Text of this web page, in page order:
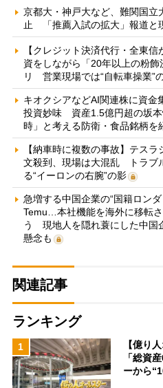
京都大・神戸大など、難関国立
止 「推薦入試の拡大」報道と
【クレジット決済代行・全東
資をしながら「20年以上の粉
リ 営業現場では“自転車操業”
キオクシアなどAI関連株に資金
投資妙味 資産1.5億円超の坂
時」と考える防衛・食品銘柄を
【納車時に複数の事故】テス
文殺到、現場は大混乱 トラブ
る“イーロンの右腕”の影
急増する中国企業の“国籍ロン
Temu…本社機能を海外に移転
う 現地人を隠れ蓑にした中国
懸念も
関連記事
ランキング
1
【億り
「総資
ーから